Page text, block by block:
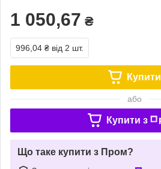
1 050,67 ₴
996,04 ₴ від 2 шт.
Купити
або
Купити з
Що таке купити з Пром?